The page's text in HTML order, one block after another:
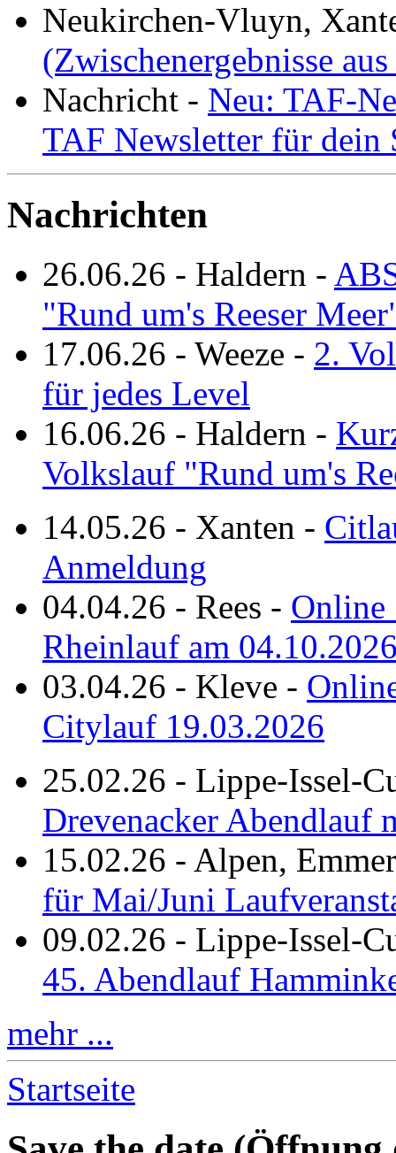
Neukirchen-Vluyn,
(Zwischenergebnisse
Nachricht - Neu: TAF-
TAF Newsletter für dein
Nachrichten
26.06.26 - Haldern -
"Rund um's Reeser
17.06.26 - Weeze - 2.
für jedes Level
16.06.26 - Haldern -
Volkslauf "Rund um's
14.05.26 - Xanten -
Anmeldung
04.04.26 - Rees - Online
Rheinlauf am
03.04.26 - Kleve -
Citylauf 19.03.2026
25.02.26 - Lippe-Issel-
Drevenacker Abendlauf
15.02.26 - Alpen,
für Mai/Juni
09.02.26 - Lippe-Issel-
45. Abendlauf
mehr ...
Startseite